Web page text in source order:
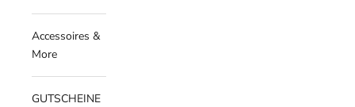
Accessoires &
More
GUTSCHEINE